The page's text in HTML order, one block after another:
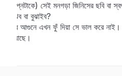
স্বপ্নটাকে) সেই মনগড়া জিনিসের ছবি বা
বুঝিব বা বুঝাইব?
মনের আগুনে এখন ফুঁ দিয়া সে ভাল করে
আছে।